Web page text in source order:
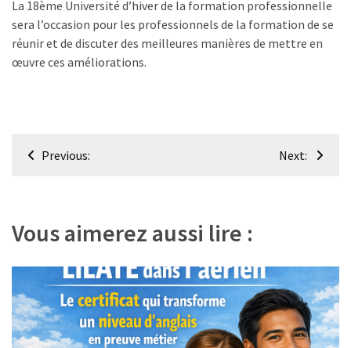
La 18ème Université d’hiver de la formation professionnelle
sera l’occasion pour les professionnels de la formation de se
réunir et de discuter des meilleures manières de mettre en
œuvre ces améliorations.
Navigation
Previous: Next:
Vous aimerez aussi lire :